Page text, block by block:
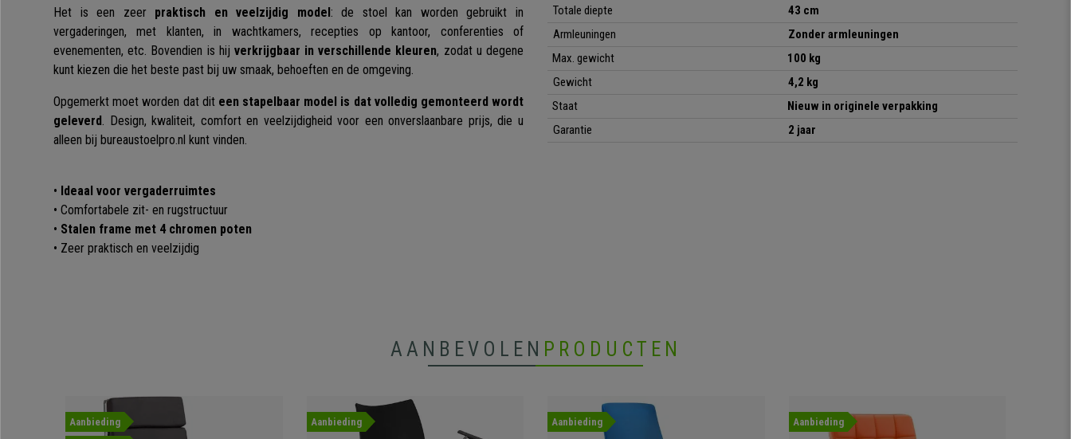
Het is een zeerpraktisch en veelzijdig model: de stoel kan worden gebruikt in
vergaderingen, met klanten, in wachtkamers, recepties op kantoor, conferenties of
evenementen, etc. Bovendien is hij verkrijgbaar in verschillende kleuren, zodat u degene
kunt kiezen die het beste past bij uw smaak, behoeften en de omgeving.
Opgemerkt moet worden dat dit een stapelbaar model is dat volledig gemonteerd wordt
geleverd. Design, kwaliteit, comfort en veelzijdigheid voor een onverslaanbare prijs, die u
alleen bij bureaustoelpro.nl kunt vinden.
• Ideaal voor vergaderruimtes
• Comfortabele zit- en rugstructuur
• Stalen frame met 4 chromen poten
• Zeer praktisch en veelzijdig
Totale diepte
43 cm
Armleuningen
Zonder armleuningen
Max. gewicht
100 kg
Gewicht
4,2 kg
Staat
Nieuw in originele verpakking
Garantie
2 jaar
AANBEVOLEN PRODUCTEN
Aanbieding
Aanbieding Aanbieding Aanbieding